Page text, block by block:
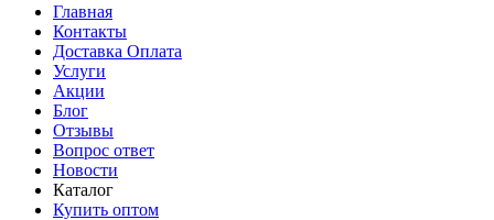
Главная
Контакты
Доставка Оплата
Услуги
Акции
Блог
Отзывы
Вопрос ответ
Новости
Каталог
Купить оптом